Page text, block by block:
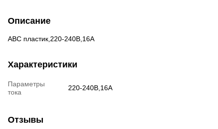
Описание
АВС пластик,220-240В,16А
Характеристики
Параметры
тока
220-240В,16А
Отзывы